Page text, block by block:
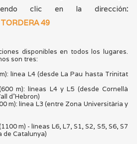
clic en la dirección:
49
disponibles en todos los lugares.
son tres:
línea L4 (desde La Pau hasta Trinitat
m): líneas L4 y L5 (desde Cornellà
d'Hebron)
m): línea L3 (entre Zona Universitària y
m) - líneas L6, L7, S1, S2, S5, S6, S7
de Catalunya)